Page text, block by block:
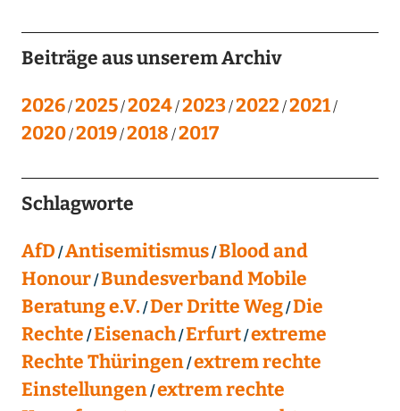
Beiträge aus unserem Archiv
2026 2025 2024 2023 2022 2021
2020 2019 2018 2017
Schlagworte
AfD Antisemitismus Blood and
Honour Bundesverband Mobile
Beratung e.V. Der Dritte Weg Die
Rechte Eisenach Erfurt extreme
Rechte Thüringen extrem rechte
Einstellungen extrem rechte